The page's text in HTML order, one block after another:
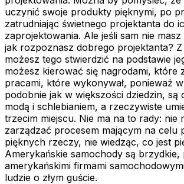
uczynić swoje produkty pięknymi, po
zatrudniając świetnego projektanta do
zaprojektowania. Ale jeśli sam nie
jak rozpoznasz dobrego projektanta? Z
możesz tego stwierdzić na podstawie
możesz kierować się nagrodami, które
pracami, które wykonywał, ponieważ
podobnie jak w większości dziedzin, są
modą i schlebianiem, a rzeczywiste
trzecim miejscu. Nie ma na to rady: nie
zarządzać procesem mającym na celu
pięknych rzeczy, nie wiedząc, co jest
Amerykańskie samochody są brzydkie,
amerykańskimi firmami
ludzie o złym guście.